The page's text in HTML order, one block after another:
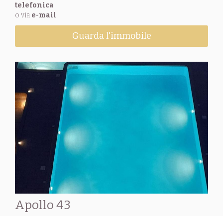
telefonica
o via e-mail
Guarda l'immobile
Apollo 43